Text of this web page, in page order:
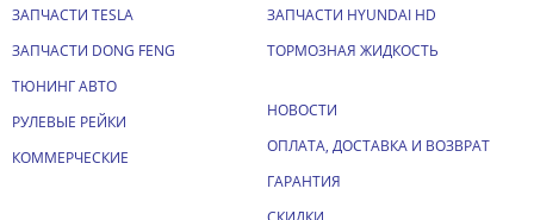
ЗАПЧАСТИ TESLA
ЗАПЧАСТИ DONG FENG
ТЮНИНГ АВТО
РУЛЕВЫЕ РЕЙКИ
КОММЕРЧЕСКИЕ
ЗАПЧАСТИ HYUNDAI HD
ТОРМОЗНАЯ ЖИДКОСТЬ
НОВОСТИ
ОПЛАТА, ДОСТАВКА И ВОЗВРАТ
ГАРАНТИЯ